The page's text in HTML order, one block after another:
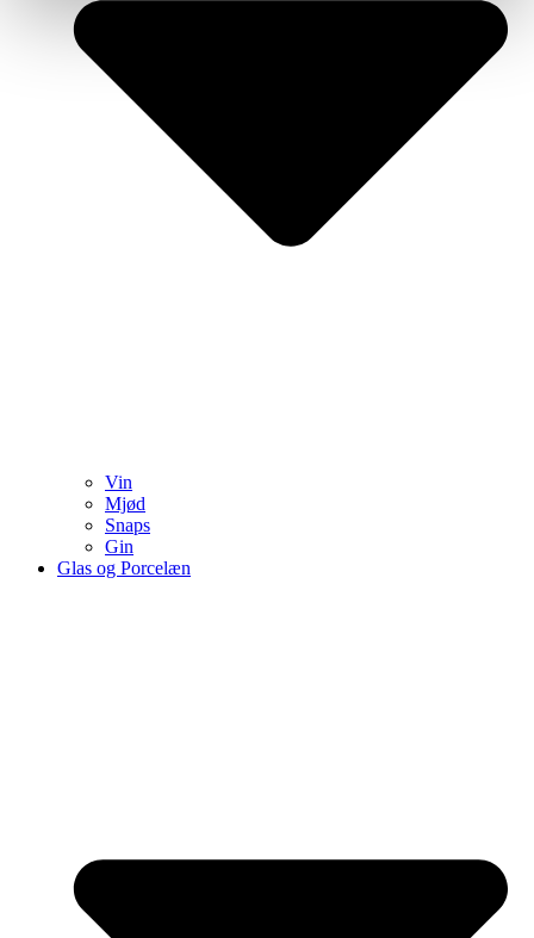
Vin
Mjød
Snaps
Gin
Glas og Porcelæn